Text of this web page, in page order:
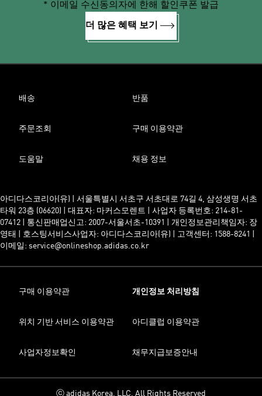
* 이메일 수신동의자에 한해 할인쿠폰 발급
더 많은 혜택 보기
배송 반품
주문조회 구매 이용약관
도움말 채용 정보
아디다스코리아(유) | 서울특별시 서초구 서초대로 74길 4, 삼성생명 서초
타워 23층 (06620) | 대표자: 마커스모렌트 | 사업자 등록번호: 214-81-
07412 | 통신판매업신고: 2007-서울서초-10391 | 개인정보관리책임자: 장
영태 | 호스팅서비스사업자: 아디다스코리아(유) | 고객센터: 1588-8241 |
이메일: service@onlineshop.adidas.co.kr
구매 이용약관 개인정보 처리방침
위치 기반 서비스 이용약관 아디클럽 이용약관
사업자정보확인 채무지급보증안내
ⓒ adidas Korea, LLC. All Rights Reserved